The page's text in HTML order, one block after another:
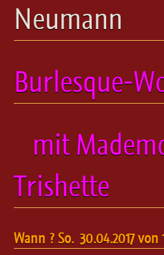
Ballett für Erwachsene / Jugendliche
Kreative Früherziehung /
Steptanz
Neumann
Burlesque-
mit
Trishette
Wann ? So. 30.04.2017 von